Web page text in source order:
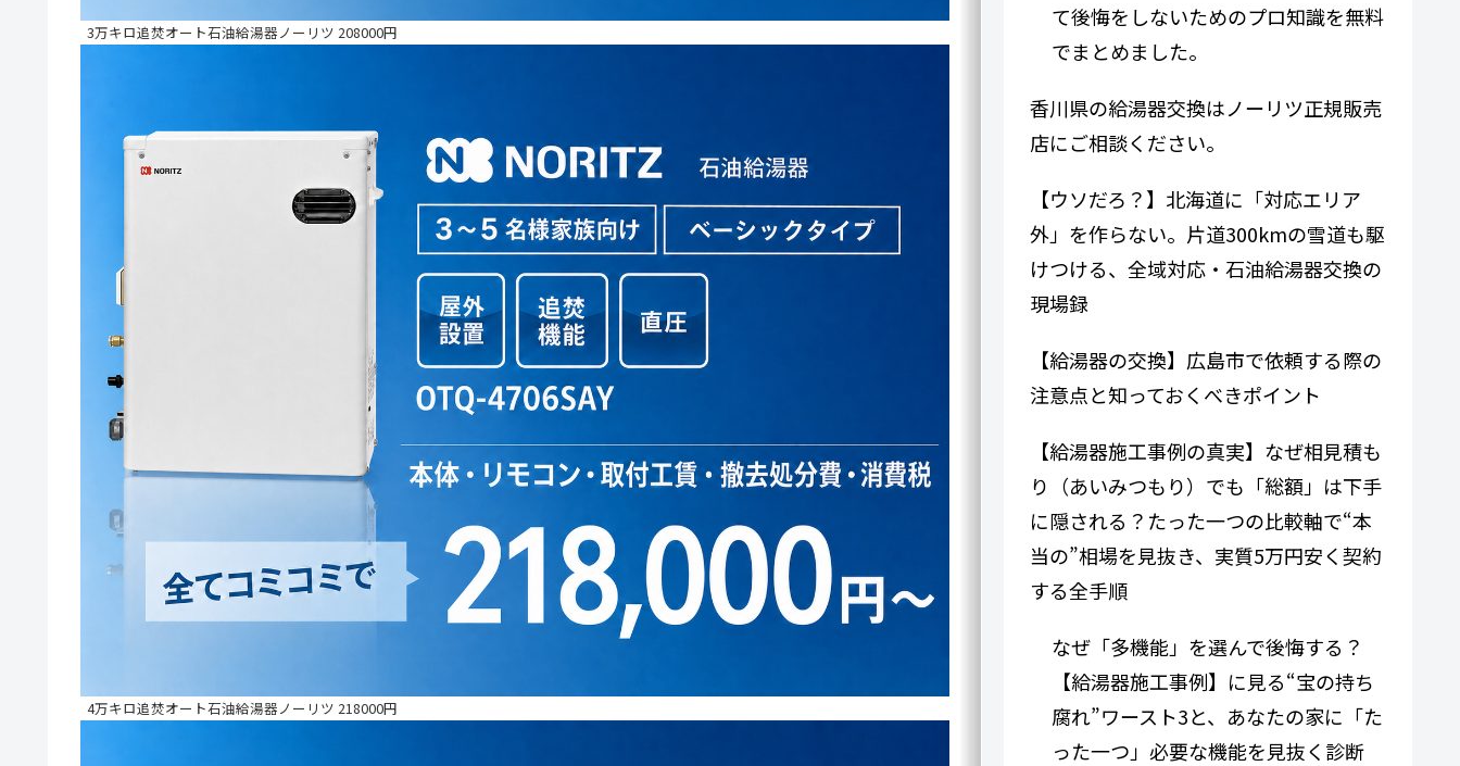
3万キロ追焚オート石油給湯器ノーリツ 208000円
4万キロ追焚オート石油給湯器ノーリツ 218000円
て後悔をしないためのプロ知識を無料
でまとめました。
香川県の給湯器交換はノーリツ正規販売
店にご相談ください。
【ウソだろ？】北海道に「対応エリア
外」を作らない。片道300kmの雪道も駆
けつける、全域対応・石油給湯器交換の
現場録
【給湯器の交換】広島市で依頼する際の
注意点と知っておくべきポイント
【給湯器施工事例の真実】なぜ相見積も
り（あいみつもり）でも「総額」は下手
に隠される？たった一つの比較軸で“本
当の”相場を見抜き、実質5万円安く契約
する全手順
なぜ「多機能」を選んで後悔する？
【給湯器施工事例】に見る“宝の持ち
腐れ”ワースト3と、あなたの家に「た
った一つ」必要な機能を見抜く診断